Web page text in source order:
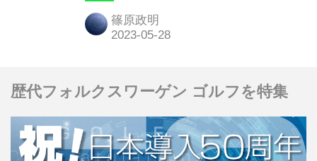
ー系の展示を中心に写真で紹介してい
こう。なお、2023年7月5〜7日には
る。
篠原政明
歴代フォルクスワーゲン ゴルフを特集